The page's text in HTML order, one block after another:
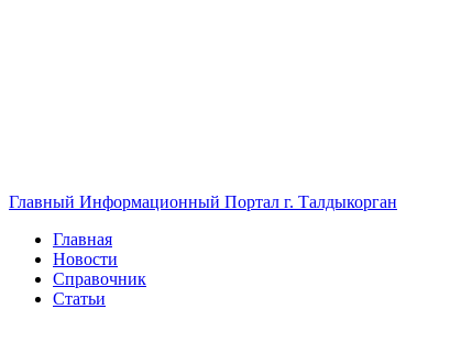
Главный Информационный Портал г. Талдыкорган
Главная
Новости
Справочник
Статьи